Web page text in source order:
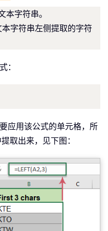
本字符串。
本字符串左侧提取的字符
：
应用该公式的单元格，所
取出来，见下图：